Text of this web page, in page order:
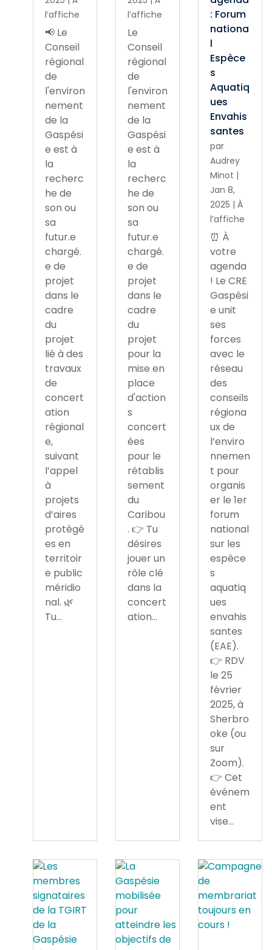
l’affiche
📢 Le
Conseil
régional
de
l'environ
nement
de la
Gaspési
e est à
la
recherc
he de
son ou
sa
futur.e
chargé.
e de
projet
dans le
cadre
du
projet
lié à des
travaux
de
concert
ation
régional
e,
suivant
l’appel
à
projets
d’aires
protégé
es en
territoir
e public
méridio
nal. 🌿
Tu...
l’affiche
Le
Conseil
régional
de
l'environ
nement
de la
Gaspési
e est à
la
recherc
he de
son ou
sa
futur.e
chargé.
e de
projet
dans le
cadre
du
projet
pour la
mise en
place
d'action
s
concert
ées
pour le
rétablis
sement
du
Caribou
. 👉 Tu
désires
jouer un
rôle clé
dans la
concert
ation...
: Forum
nationa
l
Espèce
s
Aquatiq
ues
Envahis
santes
par
Audrey
Minot |
Jan 8,
2025 |À
l’affiche
⏰ À
votre
agenda
! Le CRE
Gaspési
e unit
ses
forces
avec le
réseau
des
conseils
régiona
ux de
l’enviro
nnemen
t pour
organis
er le 1er
forum
national
sur les
espèce
s
aquatiq
ues
envahis
santes
(EAE).
👉 RDV
le 25
février
2025, à
Sherbro
oke (ou
sur
Zoom).
👉 Cet
événem
ent
vise...